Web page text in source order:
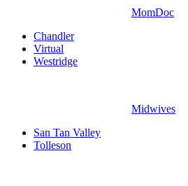
MomDoc
Chandler
Virtual
Westridge
Midwives
San Tan Valley
Tolleson